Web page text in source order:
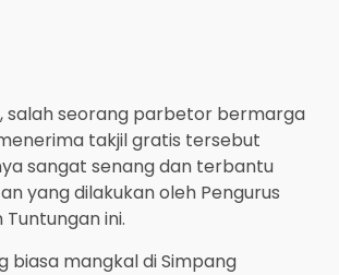
salah seorang parbetor bermarga
takjil gratis tersebut
sangat senang dan terbantu
yang dilakukan oleh Pengurus
Tuntungan ini.
biasa mangkal di Simpang